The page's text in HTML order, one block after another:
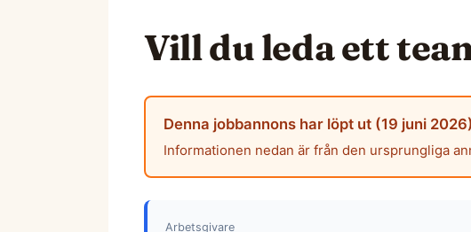
Vill du leda ett
Denna jobbannons har löpt ut (19 juni 2026)
Informationen nedan är från den ursprungliga
Arbetsgivare